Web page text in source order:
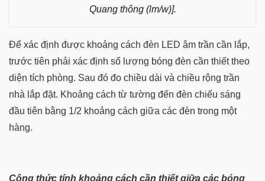
Quang thông (lm/w)].
Để xác định được khoảng cách đèn LED âm trần cần lắp,
trước tiên phải xác định số lượng bóng đèn cần thiết theo
diện tích phòng. Sau đó đo chiều dài và chiều rộng trần
nhà lắp đặt. Khoảng cách từ tường đến đèn chiếu sáng
đầu tiên bằng 1/2 khoảng cách giữa các đèn trong một
hàng.
Công thức tính khoảng cách cần thiết giữa các bóng